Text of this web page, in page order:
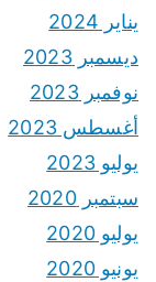
يناير 2024
ديسمبر 2023
نوفمبر 2023
أغسطس 2023
يوليو 2023
سبتمبر 2020
يوليو 2020
يونيو 2020